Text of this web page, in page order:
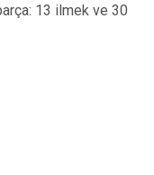
13 ilmek ve 30